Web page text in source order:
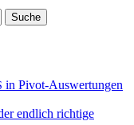
in Pivot-Auswertungen
endlich richtige